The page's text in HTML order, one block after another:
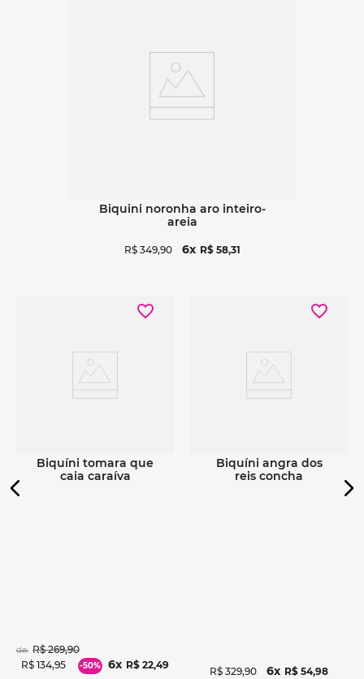
biquini noronha aro inteiro-
areia
R$ 349,90 6 R$ 58,31
Ver detalhes
biquíni tomara que
caia caraíva
de: R$ 269,90
R$ 134,95 -50% 6 R$ 22,49
biquíni angra dos
reis concha
R$ 329,90 6 R$ 54,98